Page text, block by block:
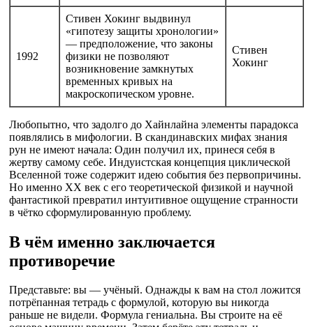
1992
Стивен Хокинг выдвинул
«гипотезу защиты хронологии»
— предположение, что законы
физики не позволяют
возникновение замкнутых
временных кривых на
макроскопическом уровне.
Стивен
Хокинг
Любопытно, что задолго до Хайнлайна элементы парадокса
появлялись в мифологии. В скандинавских мифах знания
рун не имеют начала: Один получил их, принеся себя в
жертву самому себе. Индуистская концепция циклической
Вселенной тоже содержит идею события без первопричины.
Но именно XX век с его теоретической физикой и научной
фантастикой превратил интуитивное ощущение странности
в чётко сформулированную проблему.
В чём именно заключается
противоречие
Представьте: вы — учёный. Однажды к вам на стол ложится
потрёпанная тетрадь с формулой, которую вы никогда
раньше не видели. Формула гениальна. Вы строите на её